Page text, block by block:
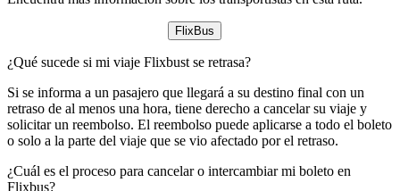
FlixBus
¿Qué sucede si mi viaje Flixbust se retrasa?
Si se informa a un pasajero que llegará a su destino final con un
retraso de al menos una hora, tiene derecho a cancelar su viaje y
solicitar un reembolso. El reembolso puede aplicarse a todo el boleto
o solo a la parte del viaje que se vio afectado por el retraso.
¿Cuál es el proceso para cancelar o intercambiar mi boleto en
Flixbus?